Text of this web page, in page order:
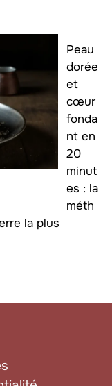
Peau
dorée
et
cœur
fonda
nt en
20
minut
es : la
méth
la plus